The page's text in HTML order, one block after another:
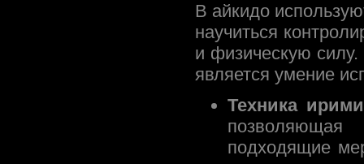
В айкидо
научиться
и физическую
является умение
Техника ирими
позволяющая
подходящие